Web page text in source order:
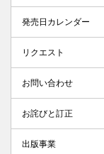
発売日カレンダー
リクエスト
お問い合わせ
お詫びと訂正
出版事業